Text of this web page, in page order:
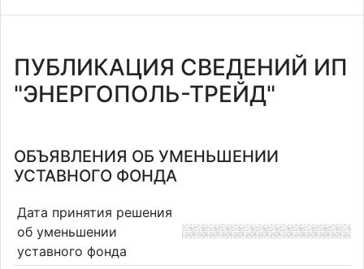
ПУБЛИКАЦИЯ СВЕДЕНИЙ ИП
"ЭНЕРГОПОЛЬ-ТРЕЙД"
ОБЪЯВЛЕНИЯ ОБ УМЕНЬШЕНИИ
УСТАВНОГО ФОНДА
Дата принятия решения
об уменьшении
уставного фонда